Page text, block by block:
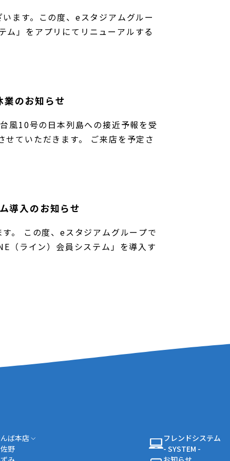
ます。この度、eスタジアムグルー
ム」をアプリにてリニューアルする
業のお知らせ
風10号の日本列島への接近予報を受
ていただきます。 ご来店を予定さ
導入のお知らせ
。 この度、eスタジアムグループで
（ライン）会員システム」を導入す
ば本店
野
フレンドシステム
- SYSTEM -